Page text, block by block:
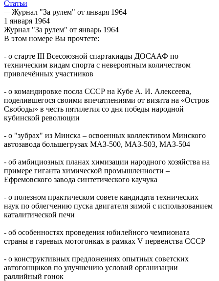
Статьи
—Журнал "За рулем" от января 1964
1 января 1964
Журнал "За рулем" от январь 1964
В этом номере Вы прочтете:
- о старте III Всесоюзной спартакиады ДОСААФ по
техническим видам спорта с невероятным количеством
привлечённых участников
- о командировке посла СССР на Кубе А. И. Алексеева,
поделившегося своими впечатлениями от визита на «Остров
Свободы» в честь пятилетия со дня победы народной
кубинской революции
- о "зубрах" из Минска – освоенных коллективом Минского
автозавода большегрузах МАЗ-500, МАЗ-503, МАЗ-504
- об амбициозных планах химизации народного хозяйства на
примере гиганта химической промышленности –
Ефремовского завода синтетического каучука
- о полезном практическом совете кандидата технических
наук по облегчению пуска двигателя зимой с использованием
каталитической печи
- об особенностях проведения юбилейного чемпионата
страны в гаревых мотогонках в рамках V первенства СССР
- о конструктивных предложениях опытных советских
автогонщиков по улучшению условий организации
раллийный гонок